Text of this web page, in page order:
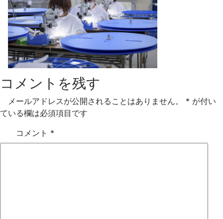
コメントを残す
メールアドレスが公開されることはありません。 * が付い
ている欄は必須項目です
コメント *